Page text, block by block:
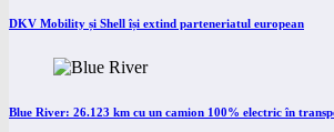
DKV Mobility și Shell își extind parteneriatul european
Blue River: 26.123 km cu un camion 100% electric în